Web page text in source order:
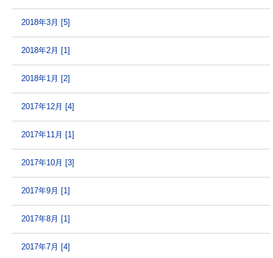
2018年3月 [5]
2018年2月 [1]
2018年1月 [2]
2017年12月 [4]
2017年11月 [1]
2017年10月 [3]
2017年9月 [1]
2017年8月 [1]
2017年7月 [4]